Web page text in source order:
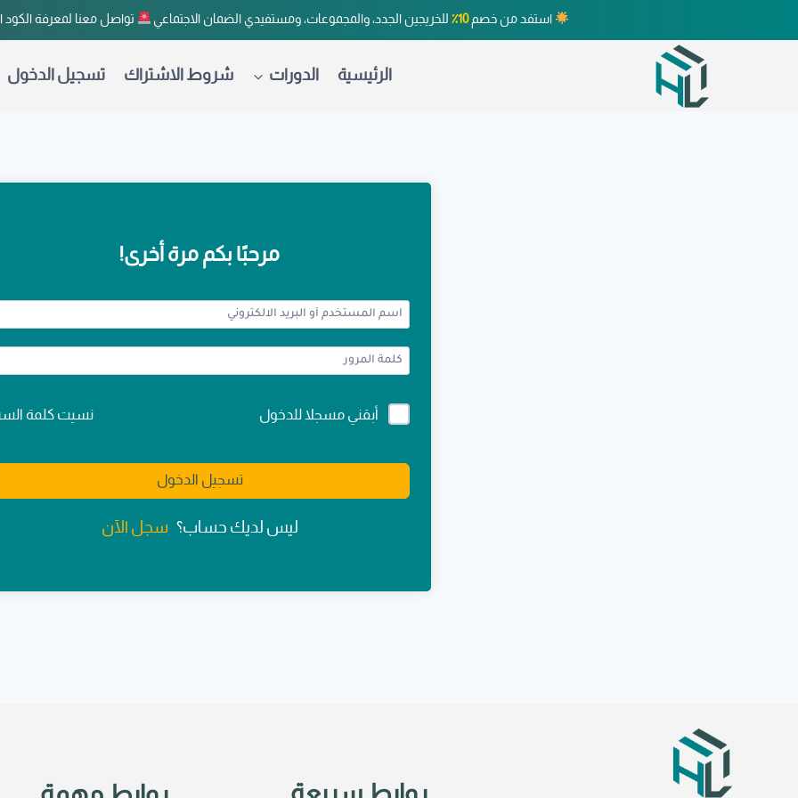
استفد من خصم10٪ للخريجين الجدد، والمجموعات، ومستفيدي الضمان الاجتماعي تواصل معنا لمعرفة
الرئيسية الدورات شروط الاشتراك تسجيل الدخول
مرحبًا بكم مرة أخرى!
Alternative:
أبقني مسجلا للدخول نسيت كلمة
تسجيل الدخول
ليس لديك حساب؟ سجل الآن